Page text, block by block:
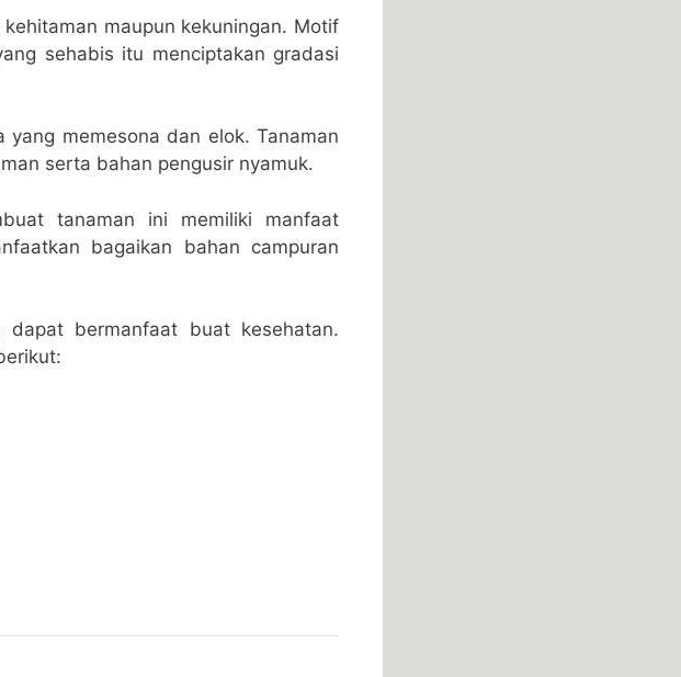
maupun kekuningan. Motif
sehabis itu menciptakan gradasi
memesona dan elok. Tanaman
serta bahan pengusir nyamuk.
tanaman ini memiliki manfaat
bagaikan bahan campuran
bermanfaat buat kesehatan.